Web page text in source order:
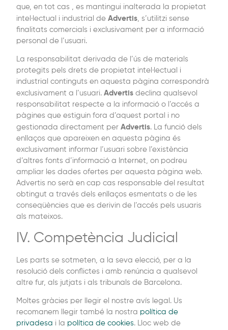
que, en tot cas , es mantingui inalterada la propietat
intel·lectual i industrial deAdvertis , s’utilitzi sense
finalitats comercials i exclusivament per a informació
personal de l’usuari.
La responsabilitat derivada de l’ús de materials
protegits pels drets de propietat intel·lectual i
industrial continguts en aquesta pàgina correspondrà
exclusivament a l’usuari.Advertis declina qualsevol
responsabilitat respecte a la informació o l’accés a
pàgines que estiguin fora d’aquest portal i no
gestionada directament perAdvertis. La funció dels
enllaços que apareixen en aquesta pàgina és
exclusivament informar l’usuari sobre l’existència
d’altres fonts d’informació a Internet, on podreu
ampliar les dades ofertes per aquesta pàgina web.
Advertis no serà en cap cas responsable del resultat
obtingut a través dels enllaços esmentats o de les
conseqüències que es derivin de l’accés pels usuaris
als mateixos.
IV. Competència Judicial
Les parts se sotmeten, a la seva elecció, per a la
resolució dels conflictes i amb renúncia a qualsevol
altre fur, als jutjats i als tribunals de Barcelona.
Moltes gràcies per llegir el nostre avís legal. Us
recomanem llegir també la nostra política de
privadesa i la política de cookies. Lloc web de